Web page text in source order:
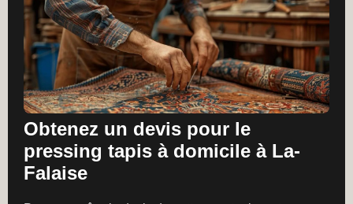
Obtenez un devis pour le
pressing tapis à domicile à La-
Falaise